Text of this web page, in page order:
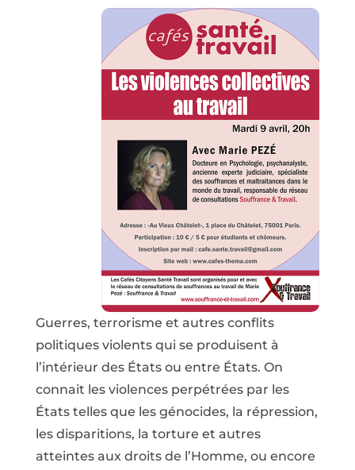
Guerres, terrorisme et autres conflits
politiques violents qui se produisent à
l’intérieur des États ou entre États. On
connait les violences perpétrées par les
États telles que les génocides, la répression,
les disparitions, la torture et autres
atteintes aux droits de l’Homme, ou encore